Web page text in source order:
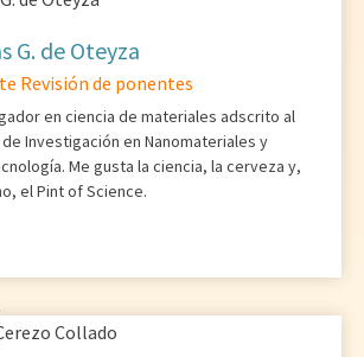
G. de Oteyza
Revisión de ponentes
en ciencia de materiales adscrito al
Investigación en Nanomateriales y
Me gusta la ciencia, la cerveza y,
el Pint of Science.